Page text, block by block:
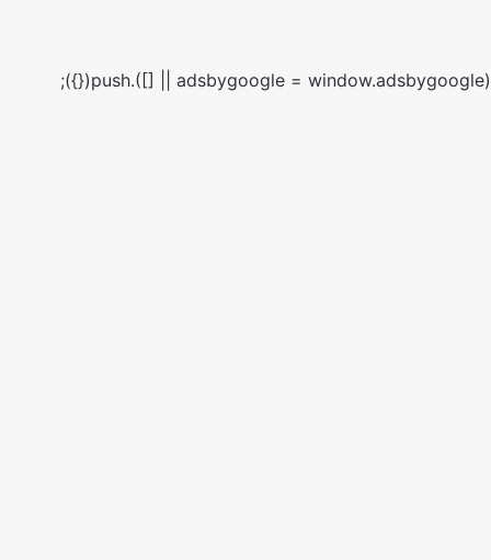
(adsbygoogle = window.adsbygoogle || []).push({});